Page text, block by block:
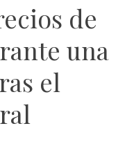
de
una
el